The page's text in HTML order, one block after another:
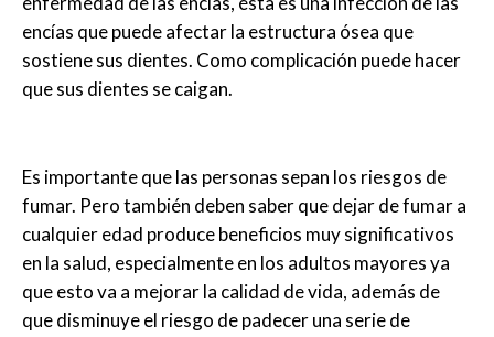
encías que puede afectar la estructura ósea que
sostiene sus dientes. Como complicación puede hacer
que sus dientes se caigan.
Es importante que las personas sepan los riesgos de
fumar. Pero también deben saber que dejar de fumar a
cualquier edad produce beneficios muy significativos
en la salud, especialmente en los adultos mayores ya
que esto va a mejorar la calidad de vida, además de
que disminuye el riesgo de padecer una serie de